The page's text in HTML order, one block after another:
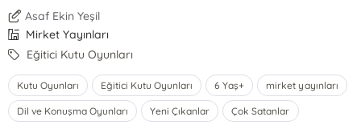
Asaf Ekin Yeşil
Mirket Yayınları
Eğitici Kutu Oyunları
Kutu Oyunları Eğitici Kutu Oyunları 6 Yaş+ mirket yayınları
Dil ve Konuşma Oyunları Yeni Çıkanlar Çok Satanlar